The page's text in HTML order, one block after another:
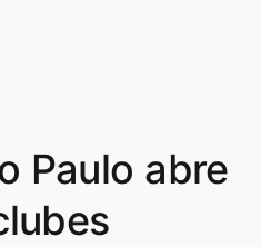
Paulo abre